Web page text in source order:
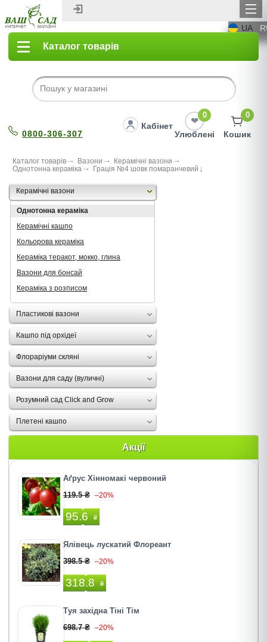
UA
Каталог товарів
0800-306-307
Кабінет
0
Улюблені
0
Кошик
Каталог товарів Вазони
Керамічні вазони
Однотонна кераміка
Грація №4 шовк помаранчевий
Керамічні вазони
Однотонна кераміка
Керамічні кашпо
Кольорова кераміка
Кераміка теракот, мокко, глина
Вазони для бонсай
Кераміка з розписом
Пластикові вазони
Кашпо під орхідеї
Флораріуми скляні
Вазони для саду (вуличні)
Розумний сад Click and Grow
Плетені кашпо
Акції
Аґрус Хінномакі червоний
119.5 ₴ –20%
95.6 ₴
Ялівець лускатий Флореант
398.5 ₴ –20%
318.8 ₴
Туя західна Тіні Тім
698.7 ₴ –20%